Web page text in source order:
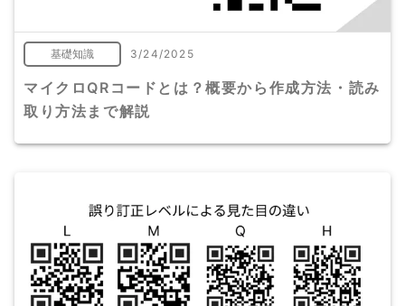
基礎知識 3/24/2025
マイクロQRコードとは？概要から作成方法・読み
取り方法まで解説